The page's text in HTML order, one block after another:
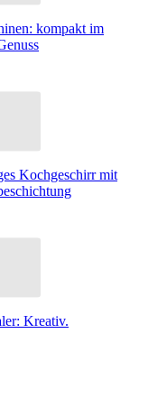
kompakt im
Kochgeschirr mit
Kreativ.